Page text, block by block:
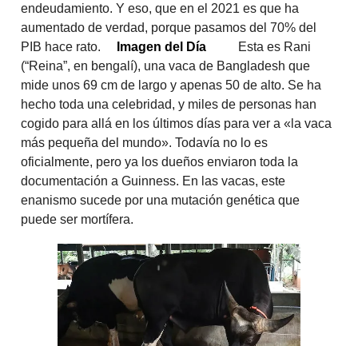
endeudamiento. Y eso, que en el 2021 es que ha
aumentado de verdad, porque pasamos del 70% del
PIB hace rato.
Imagen del Día
Esta es Rani
(“Reina”, en bengalí), una vaca de Bangladesh que
mide unos 69 cm de largo y apenas 50 de alto. Se ha
hecho toda una celebridad, y miles de personas han
cogido para allá en los últimos días para ver a «la vaca
más pequeña del mundo». Todavía no lo es
oficialmente, pero ya los dueños enviaron toda la
documentación a Guinness. En las vacas, este
enanismo sucede por una mutación genética que
puede ser mortífera.